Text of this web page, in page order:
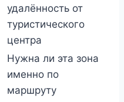
удалённость от
туристического
центра
Нужна ли эта зона
именно по
маршруту